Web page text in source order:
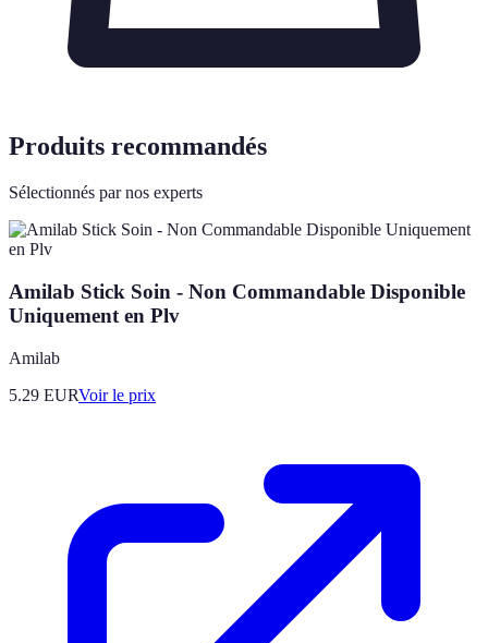
Produits recommandés
Sélectionnés par nos experts
Amilab Stick Soin - Non Commandable Disponible
Uniquement en Plv
Amilab
5.29 EURVoir le prix